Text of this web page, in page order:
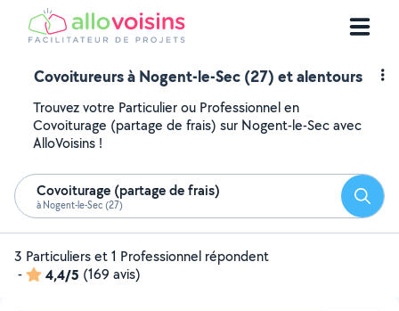
Covoitureurs à Nogent-le-Sec (27) et alentours
Trouvez votre Particulier ou Professionnel en
Covoiturage (partage de frais) sur Nogent-le-Sec avec
AlloVoisins !
Covoiturage (partage de frais)
à Nogent-le-Sec (27)
3 Particuliers et 1 Professionnel répondent
-
4,4/5 (169 avis)